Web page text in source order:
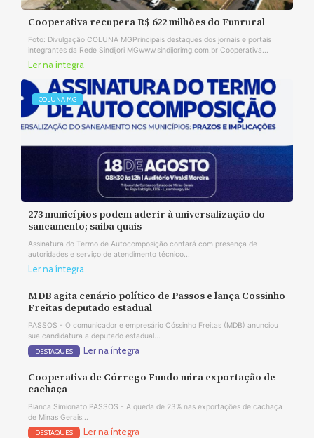
Cooperativa recupera R$ 622 milhões do Funrural
Foto: Divulgação COLUNA MGPrincipais destaques dos jornais e portais
integrantes da Rede Sindijori MGwww.sindijorimg.com.br Cooperativa...
Ler na íntegra
COLUNA MG
273 municípios podem aderir à universalização do
saneamento; saiba quais
Assinatura do Termo de Autocomposição contará com presença de
autoridades e serviço de atendimento técnico...
Ler na íntegra
MDB agita cenário político de Passos e lança Cossinho
Freitas deputado estadual
PASSOS - O comunicador e empresário Cóssinho Freitas (MDB) anunciou
sua candidatura a deputado estadual...
DESTAQUES Ler na íntegra
Cooperativa de Córrego Fundo mira exportação de
cachaça
Bianca Simionato PASSOS - A queda de 23% nas exportações de cachaça
de Minas Gerais...
DESTAQUES Ler na íntegra